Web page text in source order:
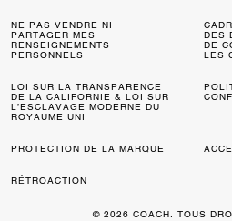
NE PAS VENDRE NI
PARTAGER MES
RENSEIGNEMENTS
PERSONNELS
DES
DE
LES
LOI SUR LA TRANSPARENCE
DE LA CALIFORNIE & LOI SUR
L’ESCLAVAGE MODERNE DU
ROYAUME UNI
PROTECTION DE LA MARQUE
RÉTROACTION
© 2026 COACH. TOUS